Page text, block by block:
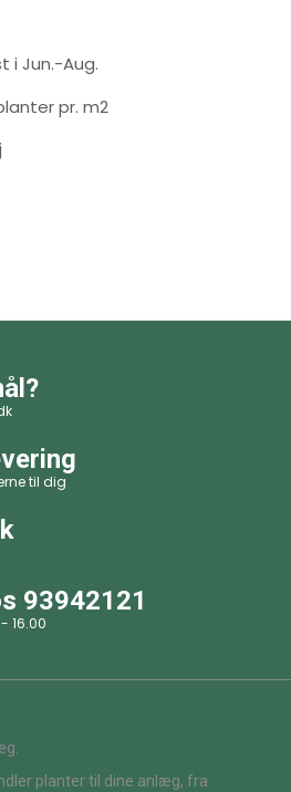
i Jun.-Aug.
pr. m2
til dig
93942121
16.00
planter til dine anlæg, fra